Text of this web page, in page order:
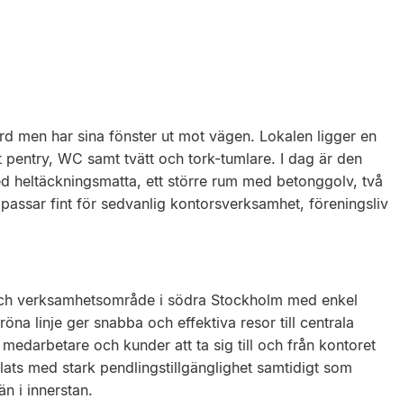
men har sina fönster ut mot vägen. Lokalen ligger en
WC samt tvätt och tork-tumlare. I dag är den
heltäckningsmatta, ett större rum med betonggolv, två
fint för sedvanlig kontorsverksamhet, föreningsliv
verksamhetsområde i södra Stockholm med enkel
linje ger snabba och effektiva resor till centrala
och kunder att ta sig till och från kontoret
med stark pendlingstillgänglighet samtidigt som
i innerstan.